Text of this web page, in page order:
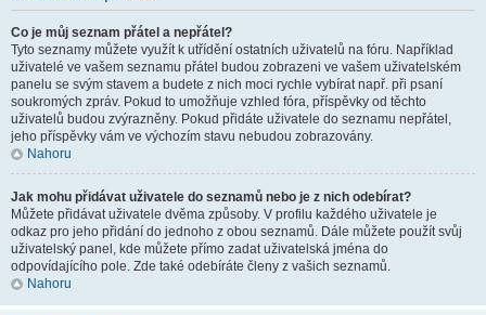
Co je můj seznam přátel a nepřátel?
Tyto seznamy můžete využít k utřídění ostatních uživatelů na fóru. Například
uživatelé ve vašem seznamu přátel budou zobrazeni ve vašem uživatelském
panelu se svým stavem a budete z nich moci rychle vybírat např. při psaní
soukromých zpráv. Pokud to umožňuje vzhled fóra, příspěvky od těchto
uživatelů budou zvýrazněny. Pokud přidáte uživatele do seznamu nepřátel,
jeho příspěvky vám ve výchozím stavu nebudou zobrazovány.
Nahoru
Jak mohu přidávat uživatele do seznamů nebo je z nich odebírat?
Můžete přidávat uživatele dvěma způsoby. V profilu každého uživatele je
odkaz pro jeho přidání do jednoho z obou seznamů. Dále můžete použít svůj
uživatelský panel, kde můžete přímo zadat uživatelská jména do
odpovídajícího pole. Zde také odebíráte členy z vašich seznamů.
Nahoru